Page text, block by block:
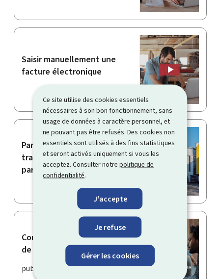
Ce site utilise des cookies essentiels
nécessaires à son bon fonctionnement, sans
usage de données à caractère personnel, et
ne pouvant pas être refusés. Des cookies non
essentiels sont utilisés à des fins statistiques
et seront activés uniquement si vous les
acceptez. Consulter notrepolitique de
confidentialité.
J'accepte
Je refuse
Gérer les cookies
Saisir manuellement une
facture électronique
Participer à l’enquête sur le
transport de marchandises
par route (TRM)
Comprendre la définition
de PME
publié par Luxinnovation